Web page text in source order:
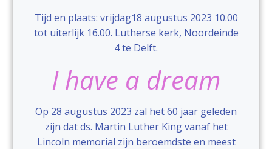
Tijd en plaats: vrijdag18 augustus 2023 10.00
tot uiterlijk 16.00. Lutherse kerk, Noordeinde
4 te Delft.
I have a dream
Op 28 augustus 2023 zal het 60 jaar geleden
zijn dat ds. Martin Luther King vanaf het
Lincoln memorial zijn beroemdste en meest